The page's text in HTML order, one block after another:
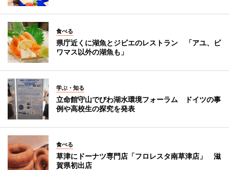
食べる
県庁近くに湖魚とジビエのレストラン 「アユ、ビ
ワマス以外の湖魚も」
学ぶ・知る
立命館守山でびわ湖水環境フォーラム ドイツの事
例や高校生の探究を発表
食べる
草津にドーナツ専門店「フロレスタ南草津店」 滋
賀県初出店